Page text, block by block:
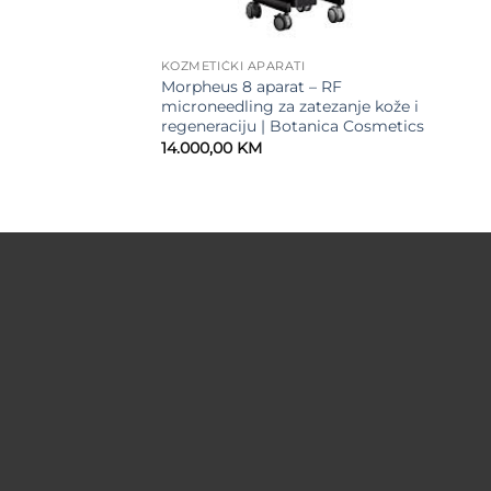
KOZMETIČKI APARATI
Morpheus 8 aparat – RF
microneedling za zatezanje kože i
regeneraciju | Botanica Cosmetics
14.000,00 KM